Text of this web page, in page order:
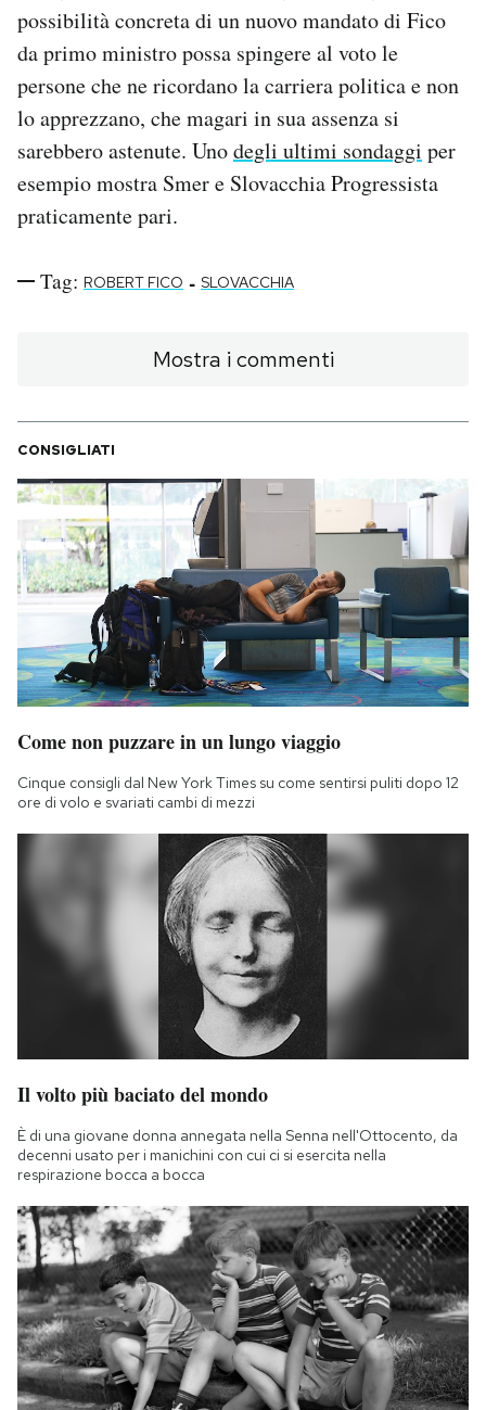
possibilità concreta di un nuovo mandato di Fico
da primo ministro possa spingere al voto le
persone che ne ricordano la carriera politica e non
lo apprezzano, che magari in sua assenza si
sarebbero astenute. Unodegli ultimi sondaggi per
esempio mostra Smer e Slovacchia Progressista
praticamente pari.
Tag: ROBERT FICO - SLOVACCHIA
Mostra i commenti
CONSIGLIATI
Come non puzzare in un lungo viaggio
Cinque consigli dal New York Times su come sentirsi puliti dopo 12
ore di volo e svariati cambi di mezzi
Il volto più baciato del mondo
È di una giovane donna annegata nella Senna nell'Ottocento, da
decenni usato per i manichini con cui ci si esercita nella
respirazione bocca a bocca